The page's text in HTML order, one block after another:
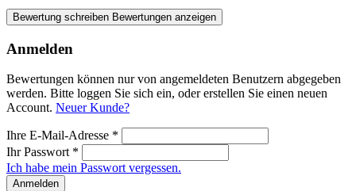
Bewertung schreiben Bewertungen anzeigen
Anmelden
Bewertungen können nur von angemeldeten Benutzern abgegeben
werden. Bitte loggen Sie sich ein, oder erstellen Sie einen neuen
Account. Neuer Kunde?
Ihre E-Mail-Adresse *
Ihr Passwort *
Ich habe mein Passwort vergessen.
Anmelden